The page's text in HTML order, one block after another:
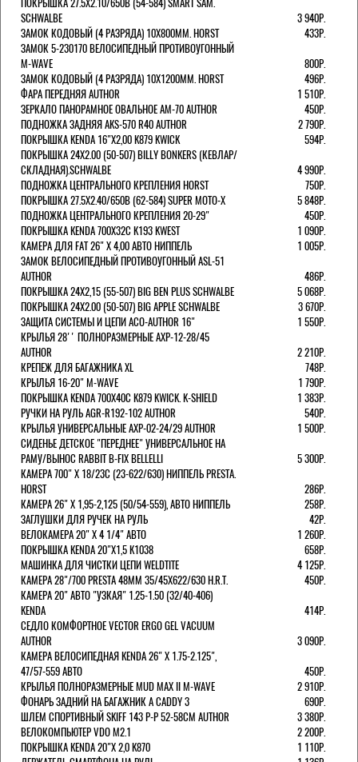
SCHWALBE
3 940Р.
ЗАМОК КОДОВЫЙ (4 РАЗРЯДА) 10Х800ММ. HORST
433Р.
ЗАМОК 5-230170 ВЕЛОСИПЕДНЫЙ ПРОТИВОУГОННЫЙ
M-WAVE
800Р.
ЗАМОК КОДОВЫЙ (4 РАЗРЯДА) 10Х1200ММ. HORST
496Р.
ФАРА ПЕРЕДНЯЯ AUTHOR
1 510Р.
ЗЕРКАЛО ПАНОРАМНОЕ ОВАЛЬНОЕ AM-70 AUTHOR
450Р.
ПОДНОЖКА ЗАДНЯЯ AKS-570 R40 AUTHOR
2 790Р.
ПОКРЫШКА KENDA 16"Х2,00 K879 KWICK
594Р.
ПОКРЫШКА 24X2.00 (50-507) BILLY BONKERS (КЕВЛАР/
СКЛАДНАЯ).SCHWALBE
4 990Р.
ПОДНОЖКА ЦЕНТРАЛЬНОГО КРЕПЛЕНИЯ HORST
750Р.
ПОКРЫШКА 27.5X2.40/650B (62-584) SUPER MOTO-X
5 848Р.
ПОДНОЖКА ЦЕНТРАЛЬНОГО КРЕПЛЕНИЯ 20-29"
450Р.
ПОКРЫШКА KENDA 700Х32С K193 KWEST
1 090Р.
КАМЕРА ДЛЯ FAT 26" X 4,00 АВТО НИППЕЛЬ
1 005Р.
ЗАМОК ВЕЛОСИПЕДНЫЙ ПРОТИВОУГОННЫЙ ASL-51
AUTHOR
486Р.
ПОКРЫШКА 24X2,15 (55-507) BIG BEN PLUS SCHWALBE
5 068Р.
ПОКРЫШКА 24X2.00 (50-507) BIG APPLE SCHWALBE
3 670Р.
ЗАЩИТА СИСТЕМЫ И ЦЕПИ ACO-AUTHOR 16"
1 550Р.
КРЫЛЬЯ 28'' ПОЛНОРАЗМЕРНЫЕ AXP-12-28/45
AUTHOR
2 210Р.
КРЕПЕЖ ДЛЯ БАГАЖНИКА XL
748Р.
КРЫЛЬЯ 16-20" M-WAVE
1 790Р.
ПОКРЫШКА KENDA 700Х40С K879 KWICK. K-SHIELD
1 383Р.
РУЧКИ НА РУЛЬ AGR-R192-102 AUTHOR
540Р.
КРЫЛЬЯ УНИВЕРСАЛЬНЫЕ AXP-02-24/29 AUTHOR
1 500Р.
СИДЕНЬЕ ДЕТСКОЕ "ПЕРЕДНЕЕ" УНИВЕРСАЛЬНОЕ НА
РАМУ/ВЫНОС RABBIT B-FIX BELLELLI
5 300Р.
КАМЕРА 700" Х 18/23C (23-622/630) НИППЕЛЬ PRESTA.
HORST
286Р.
КАМЕРА 26" X 1,95-2,125 (50/54-559), АВТО НИППЕЛЬ
258Р.
ЗАГЛУШКИ ДЛЯ РУЧЕК НА РУЛЬ
42Р.
ВЕЛОКАМЕРА 20" Х 4 1/4" АВТО
1 260Р.
ПОКРЫШКА KENDA 20"Х1,5 K1038
658Р.
МАШИНКА ДЛЯ ЧИСТКИ ЦЕПИ WELDTITE
4 125Р.
КАМЕРА 28"/700 PRESTA 48ММ 35/45Х622/630 H.R.T.
450Р.
КАМЕРА 20" АВТО "УЗКАЯ" 1.25-1.50 (32/40-406)
KENDA
414Р.
СЕДЛО КОМФОРТНОЕ VECTOR ERGO GEL VACUUM
AUTHOR
3 090Р.
КАМЕРА ВЕЛОСИПЕДНАЯ KENDA 26" Х 1.75-2.125",
47/57-559 АВТО
450Р.
КРЫЛЬЯ ПОЛНОРАЗМЕРНЫЕ MUD MAX II M-WAVE
2 910Р.
ФОНАРЬ ЗАДНИЙ НА БАГАЖНИК A CADDY 3
690Р.
ШЛЕМ СПОРТИВНЫЙ SKIFF 143 Р-Р 52-58СМ AUTHOR
3 380Р.
ВЕЛОКОМПЬЮТЕР VDO M2.1
2 200Р.
ПОКРЫШКА KENDA 20"Х 2,0 K870
1 110Р.